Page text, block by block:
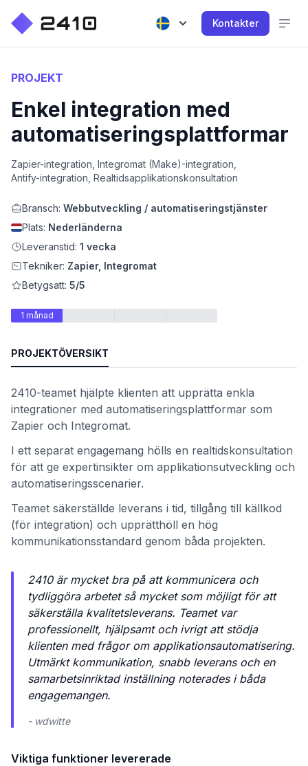
Kontakter
PROJEKT
Enkel integration med
automatiseringsplattformar
Zapier-integration, Integromat (Make)-integration,
Antify-integration, Realtidsapplikationskonsultation
Bransch: Webbutveckling / automatiseringstjänster
Plats: Nederländerna
Leveranstid: 1 vecka
Tekniker: Zapier, Integromat
Betygsatt: 5/5
1 månad
PROJEKTÖVERSIKT
2410-teamet hjälpte klienten att upprätta enkla
integrationer med automatiseringsplattformar som
Zapier och Integromat.
I ett separat engagemang hölls en realtidskonsultation
för att ge expertinsikter om applikationsutveckling och
automatiseringsscenarier.
Teamet säkerställde leverans i tid, tillgång till källkod
(för integration) och upprätthöll en hög
kommunikationsstandard genom båda projekten.
2410 är mycket bra på att kommunicera och
tydliggöra arbetet så mycket som möjligt för att
säkerställa kvalitetsleverans. Teamet var
professionellt, hjälpsamt och ivrigt att stödja
klienten med frågor om applikationsautomatisering.
Utmärkt kommunikation, snabb leverans och en
samarbetsinriktad inställning noterades i båda
engagemangen.
- wdwitte
Viktiga funktioner levererade